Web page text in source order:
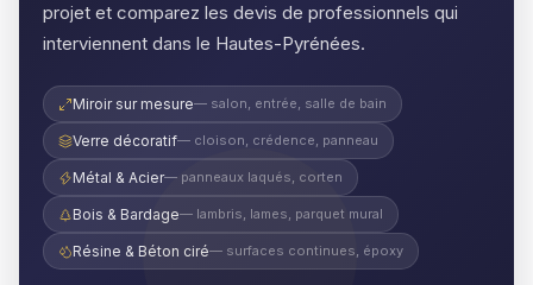
projet et comparez les devis de professionnels qui
interviennent dans le Hautes-Pyrénées.
Miroir sur mesure— salon, entrée, salle de bain
Verre décoratif— cloison, crédence, panneau
Métal & Acier— panneaux laqués, corten
Bois & Bardage— lambris, lames, parquet mural
Résine & Béton ciré— surfaces continues, époxy